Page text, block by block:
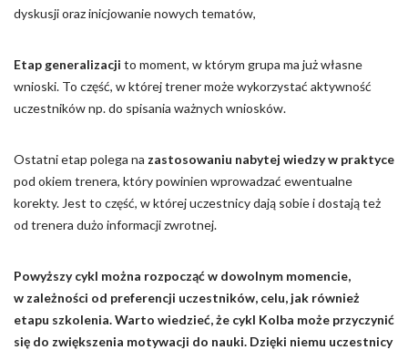
dyskusji oraz inicjowanie nowych tematów,
Etap generalizacji to moment, w którym grupa ma już własne
wnioski. To część, w której trener może wykorzystać aktywność
uczestników np. do spisania ważnych wniosków.
Ostatni etap polega na zastosowaniu nabytej wiedzy w praktyce
pod okiem trenera, który powinien wprowadzać ewentualne
korekty. Jest to część, w której uczestnicy dają sobie i dostają też
od trenera dużo informacji zwrotnej.
Powyższy cykl można rozpocząć w dowolnym momencie,
w zależności od preferencji uczestników, celu, jak również
etapu szkolenia. Warto wiedzieć, że cykl Kolba może przyczynić
się do zwiększenia motywacji do nauki. Dzięki niemu uczestnicy